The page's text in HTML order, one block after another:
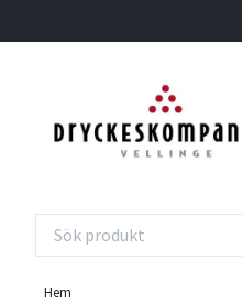
Hem